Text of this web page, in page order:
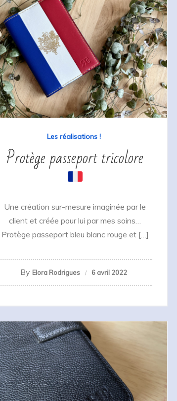
Les réalisations !
Protège passeport tricolore
Une création sur-mesure imaginée par le
client et créée pour lui par mes soins…
Protège passeport bleu blanc rouge et […]
By Elora Rodrigues 6 avril 2022